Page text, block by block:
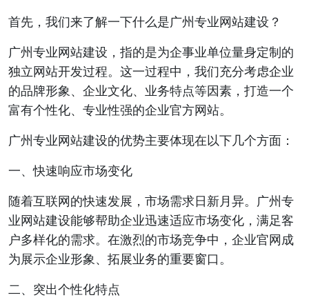
首先，我们来了解一下什么是广州专业网站建设？
广州专业网站建设，指的是为企事业单位量身定制的
独立网站开发过程。这一过程中，我们充分考虑企业
的品牌形象、企业文化、业务特点等因素，打造一个
富有个性化、专业性强的企业官方网站。
广州专业网站建设的优势主要体现在以下几个方面：
一、快速响应市场变化
随着互联网的快速发展，市场需求日新月异。广州专
业网站建设能够帮助企业迅速适应市场变化，满足客
户多样化的需求。在激烈的市场竞争中，企业官网成
为展示企业形象、拓展业务的重要窗口。
二、突出个性化特点